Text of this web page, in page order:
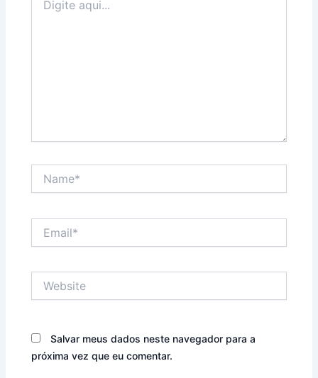
aqui...
Salvar meus dados neste navegador para a
próxima vez que eu comentar.